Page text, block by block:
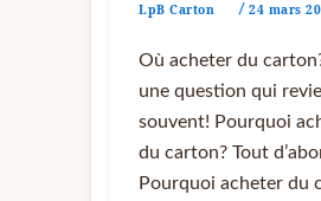
LpB Carton / 24 mars
Où acheter du
une question qui
souvent! Pourquoi
du carton? Tout
Pourquoi acheter du